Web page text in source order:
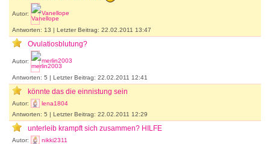
Autor: Vanellope
Antworten: 13 | Letzter Beitrag: 22.02.2011 13:47
Ovulatiosblutung?
Autor: merlin2003
Antworten: 5 | Letzter Beitrag: 22.02.2011 12:41
könnte das die einnistung sein
Autor:
lena1804
Antworten: 5 | Letzter Beitrag: 22.02.2011 12:29
unterleib krampft sich zusammen? HILFE
Autor:
nikki2311